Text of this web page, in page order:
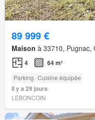
89 999 €
Maison à 33710, Pugnac,
4 64 m²
Parking Cuisine équipée
Il y a 29 jours
LEBONCOIN